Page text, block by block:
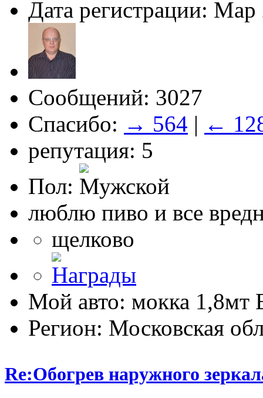
Дата регистрации: Мар
Сообщений: 3027
Спасибо: → 564 | ←
репутация: 5
Пол:
люблю пиво и все
щелково
Мой авто: мокка 1,8мт
Регион: Московская
Re:Обогрев наружного